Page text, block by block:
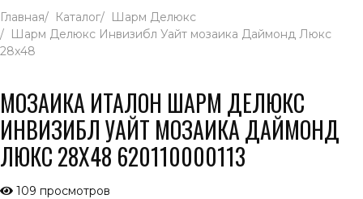
Главная Каталог
Шарм Делюкс
Шарм Делюкс Инвизибл Уайт мозаика Даймонд Люкс
28x48
МОЗАИКА ИТАЛОН ШАРМ ДЕЛЮКС
ИНВИЗИБЛ УАЙТ МОЗАИКА ДАЙМОНД
ЛЮКС 28X48 620110000113
109 просмотров